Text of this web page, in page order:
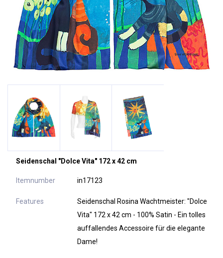
Seidenschal "Dolce Vita" 172 x 42 cm
Itemnumber in17123
Features
Seidenschal Rosina Wachtmeister: "Dolce
Vita" 172 x 42 cm - 100% Satin - Ein tolles
auffallendes Accessoire für die elegante
Dame!